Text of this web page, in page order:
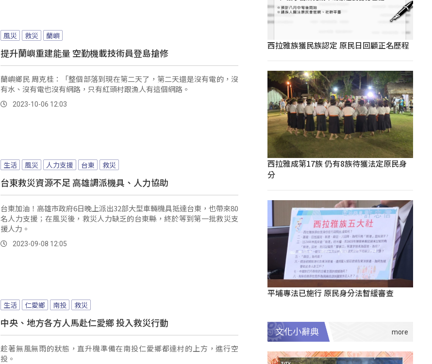
風災 救災 蘭嶼
提升蘭嶼重建能量 空勤機載技術員登島搶修
蘭嶼鄉民 周克桂：「整個部落到現在第二天了，第二天還是沒有電的，沒
有水、沒有電也沒有網路，只有紅頭村跟漁人有這個網路。
2023-10-06 12:03
生活 風災 人力支援 台東 救災
台東救災資源不足 高雄調派機具、人力協助
台東加油！高雄市政府6日晚上派出32部大型車輛機具抵達台東，也帶來80
名人力支援；在風災後，救災人力缺乏的台東縣，終於等到第一批救災支
援人力。
2023-09-08 12:05
生活 仁愛鄉 南投 救災
中央、地方各方人馬赴仁愛鄉 投入救災行動
趁著無風無雨的狀態，直升機準備在南投仁愛鄉都達村的上方，進行空
投。
西拉雅族獲民族認定 原民日回顧正名歷程
西拉雅成第17族 仍有8族待獲法定原民身
分
平埔專法已施行 原民身分法暫緩審查
文化小辭典